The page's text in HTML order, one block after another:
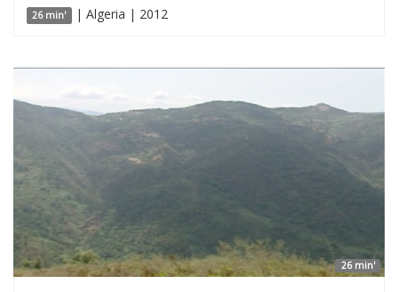
26 min' | Algeria | 2012
26 min'